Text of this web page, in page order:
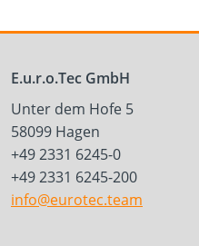
E.u.r.o.Tec GmbH
Unter dem Hofe 5
58099 Hagen
+49 2331 6245-0
+49 2331 6245-200
info@eurotec.team